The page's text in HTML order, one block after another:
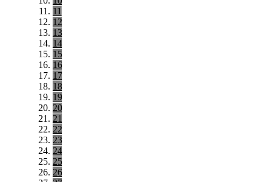
11
12
13
14
15
16
17
18
19
20
21
22
23
24
25
26